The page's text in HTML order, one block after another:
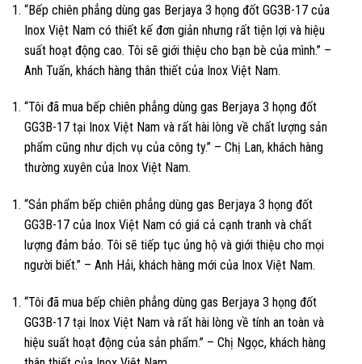
“Bếp chiên phẳng dùng gas Berjaya 3 họng đốt GG3B-17 của
Inox Việt Nam có thiết kế đơn giản nhưng rất tiện lợi và hiệu
suất hoạt động cao. Tôi sẽ giới thiệu cho bạn bè của mình.” –
Anh Tuấn, khách hàng thân thiết của Inox Việt Nam.
“Tôi đã mua bếp chiên phẳng dùng gas Berjaya 3 họng đốt
GG3B-17 tại Inox Việt Nam và rất hài lòng về chất lượng sản
phẩm cũng như dịch vụ của công ty.” – Chị Lan, khách hàng
thường xuyên của Inox Việt Nam.
“Sản phẩm bếp chiên phẳng dùng gas Berjaya 3 họng đốt
GG3B-17 của Inox Việt Nam có giá cả cạnh tranh và chất
lượng đảm bảo. Tôi sẽ tiếp tục ủng hộ và giới thiệu cho mọi
người biết.” – Anh Hải, khách hàng mới của Inox Việt Nam.
“Tôi đã mua bếp chiên phẳng dùng gas Berjaya 3 họng đốt
GG3B-17 tại Inox Việt Nam và rất hài lòng về tính an toàn và
hiệu suất hoạt động của sản phẩm.” – Chị Ngọc, khách hàng